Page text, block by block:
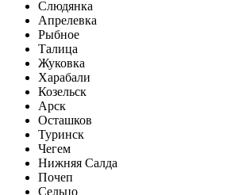
Слюдянка
Апрелевка
Рыбное
Талица
Жуковка
Харабали
Козельск
Арск
Осташков
Туринск
Чегем
Нижняя Салда
Почеп
Сельцо